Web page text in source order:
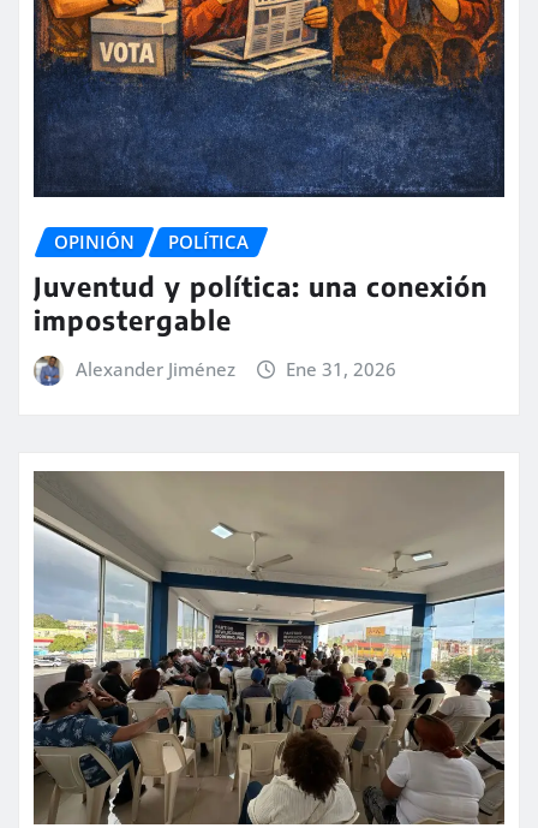
OPINIÓN POLÍTICA
Juventud y política: una conexión
impostergable
Alexander Jiménez Ene 31, 2026